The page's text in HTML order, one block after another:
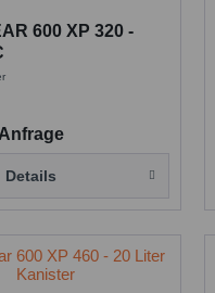
600 XP 320 -
Details